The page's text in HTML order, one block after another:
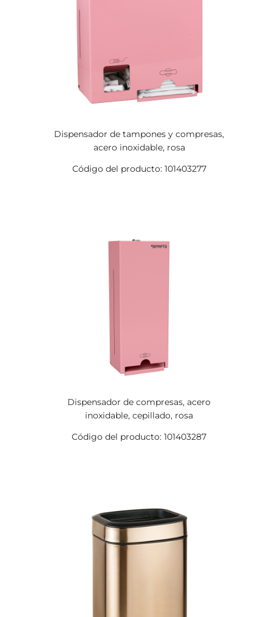
Dispensador de tampones y compresas,
acero inoxidable, rosa
Código del producto: 101403277
Dispensador de compresas, acero
inoxidable, cepillado, rosa
Código del producto: 101403287